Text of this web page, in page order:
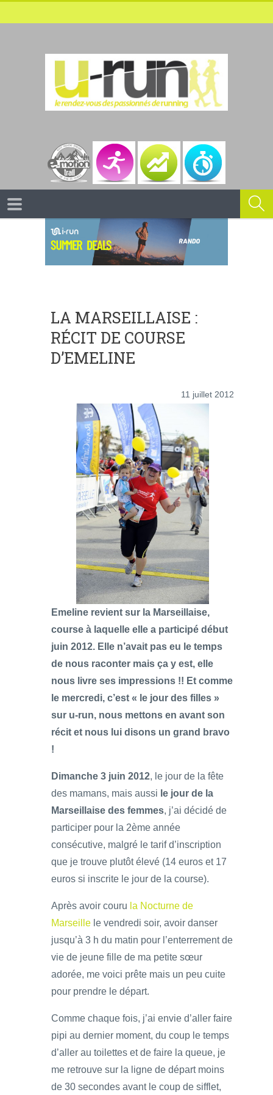
LA MARSEILLAISE :
RÉCIT DE COURSE
D’EMELINE
11 juillet 2012
Emeline revient sur la Marseillaise,
course à laquelle elle a participé début
juin 2012. Elle n’avait pas eu le temps
de nous raconter mais ça y est, elle
nous livre ses impressions !! Et comme
le mercredi, c’est « le jour des filles »
sur u-run, nous mettons en avant son
récit et nous lui disons un grand bravo
!
Dimanche 3 juin 2012, le jour de la fête
des mamans, mais aussi le jour de la
Marseillaise des femmes, j’ai décidé de
participer pour la 2ème année
consécutive, malgré le tarif d’inscription
que je trouve plutôt élevé (14 euros et 17
euros si inscrite le jour de la course).
Après avoir couru la Nocturne de
Marseille le vendredi soir, avoir danser
jusqu’à 3 h du matin pour l’enterrement de
vie de jeune fille de ma petite sœur
adorée, me voici prête mais un peu cuite
pour prendre le départ.
Comme chaque fois, j’ai envie d’aller faire
pipi au dernier moment, du coup le temps
d’aller au toilettes et de faire la queue, je
me retrouve sur la ligne de départ moins
de 30 secondes avant le coup de sifflet,